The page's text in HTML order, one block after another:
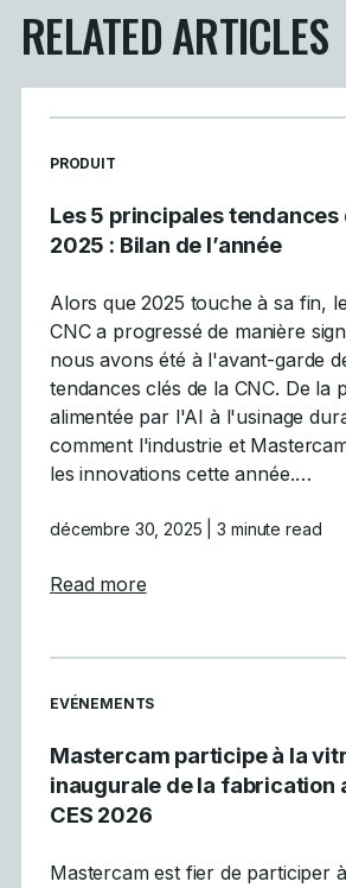
RELATED ARTICLES
READ MORE ARTICLES ABOUT
PRODUIT
Les 5 principales tendances
2025 : Bilan de l’année
Alors que 2025 touche à sa fin,
CNC a progressé de manière
nous avons été à l'avant-garde
tendances clés de la CNC. De la
alimentée par l'AI à l'usinage
comment l'industrie et
les innovations cette année.…
décembre 30, 2025 | 3 minute read
Read moreabout Les 5
READ MORE ARTICLES ABOUT
EVÉNEMENTS
Mastercam participe à la
inaugurale de la fabrication
CES 2026
Mastercam est fier de participer